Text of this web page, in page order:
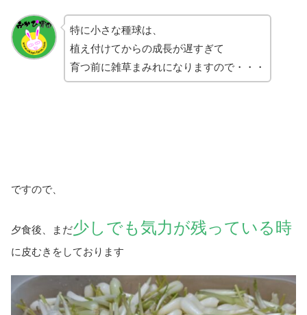
特に小さな種球は、
植え付けてからの成長が遅すぎて
育つ前に雑草まみれになりますので・・・
ですので、
夕食後、まだ少しでも気力が残っている時
に皮むきをしております